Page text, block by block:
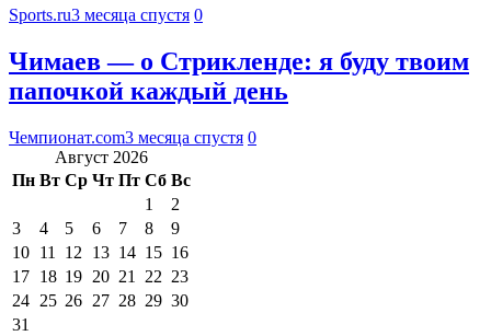
Sports.ru3 месяца спустя 0
Чимаев — о Стрикленде: я буду твоим
папочкой каждый день
Чемпионат.com3 месяца спустя 0
Август 2026
Пн Вт Ср Чт Пт Сб Вс
1
2
3
4 5 6 7 8
9
10 11 12 13 14 15 16
17 18 19 20 21 22 23
24 25 26 27 28 29 30
31